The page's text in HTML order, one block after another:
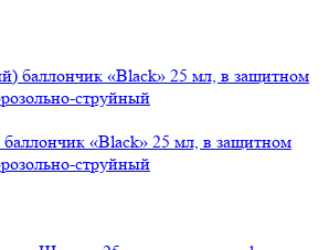
«Black» 25 мл, в защитном
струйный